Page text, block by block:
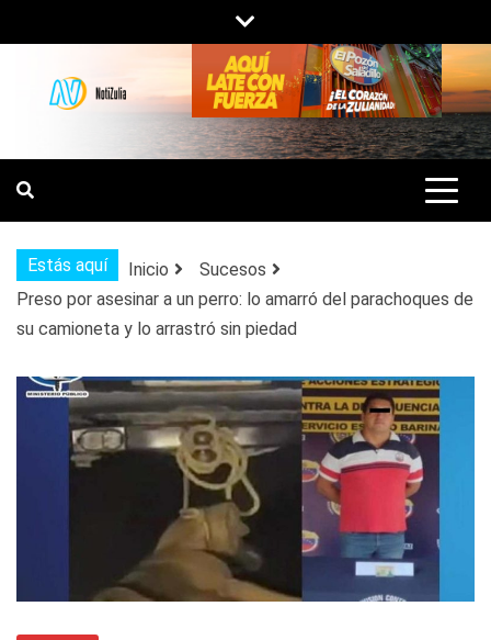
al
contenido
NOTIZULIA
NOTICIAS DEL ZULIA, VENEZUELA Y
DE INTERÉS GENERAL.
Estás aquí Inicio
Sucesos
Preso por asesinar a un perro: lo amarró del parachoques de
su camioneta y lo arrastró sin piedad